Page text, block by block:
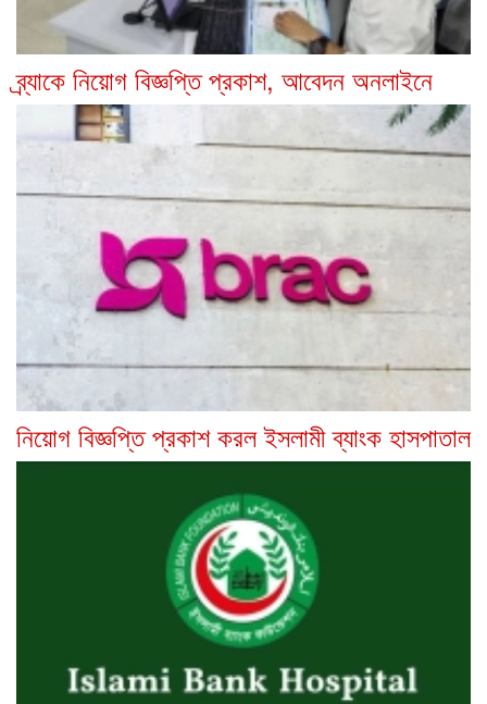
ব্র্যাকে নিয়োগ বিজ্ঞপ্তি প্রকাশ, আবেদন অনলাইনে
নিয়োগ বিজ্ঞপ্তি প্রকাশ করল ইসলামী ব্যাংক হাসপাতাল